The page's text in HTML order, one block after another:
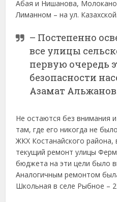
Абая и Нишанова,
Лиманном – на ул. Казахской.
– Постепенно
все улицы
первую очередь
безопасности
Азамат
Не остаются без внимания
там, где его никогда не
ЖКХ Костанайского
текущий ремонт улицы
бюджета на эти цели было
Аналогичным ремонтом
Школьная в селе Рыбное –